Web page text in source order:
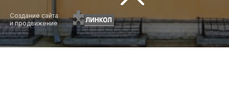
Создание сайта
и продвижение